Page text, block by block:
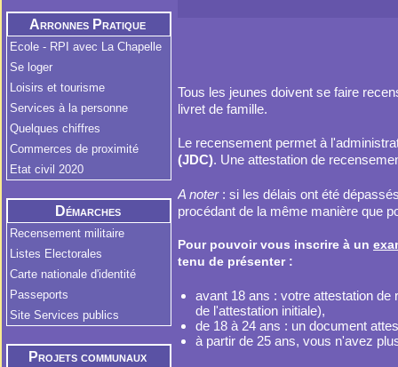
Arronnes Pratique
Ecole - RPI avec La Chapelle
Se loger
Loisirs et tourisme
Services à la personne
Quelques chiffres
Commerces de proximité
Etat civil 2020
Démarches
Administratives
Recensement militaire
Listes Electorales
Carte nationale d'identité
Passeports
Site Services publics
Projets communaux
Tous les jeunes doivent se faire
livret de famille.
Le recensement permet à
(JDC). Une attestation de
A noter : si les délais ont été
procédant de la même manière que
Pour pouvoir vous inscrire à un
tenu de présenter :
avant 18 ans : votre attestation
de l'attestation initiale),
de 18 à 24 ans : un document
à partir de 25 ans, vous n'avez